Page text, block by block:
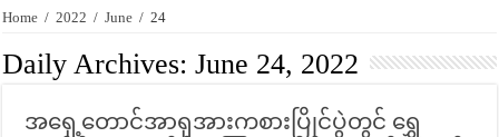
Home / 2022 / June / 24
Daily Archives:June 24, 2022
အရှေ့တောင်အာရှအားကစားပြိုင်ပွဲတွင် ရွှေ